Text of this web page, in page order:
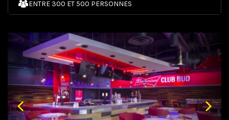
ENTRE 300 ET 500 PERSONNES